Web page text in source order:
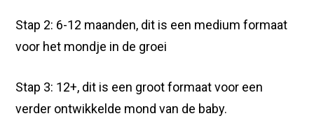
Stap 2: 6-12 maanden, dit is een medium formaat
voor het mondje in de groei
Stap 3: 12+, dit is een groot formaat voor een
verder ontwikkelde mond van de baby.